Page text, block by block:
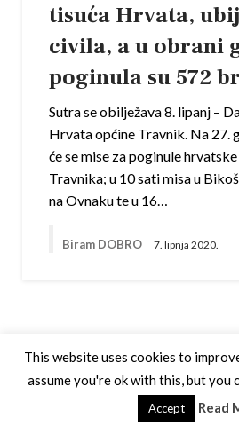
tisuća Hrvata,
civila, a u obrani
poginula su 572
Sutra se obilježava 8. lipanj –
Hrvata općine Travnik. Na 27.
će se mise za poginule
Travnika; u 10 sati misa u
na Ovnaku te u 16…
Biram DOBRO 7. lipnja 2020.
Theme by Silk
This website uses cookies to
assume you're ok with this, but you
Accept Read